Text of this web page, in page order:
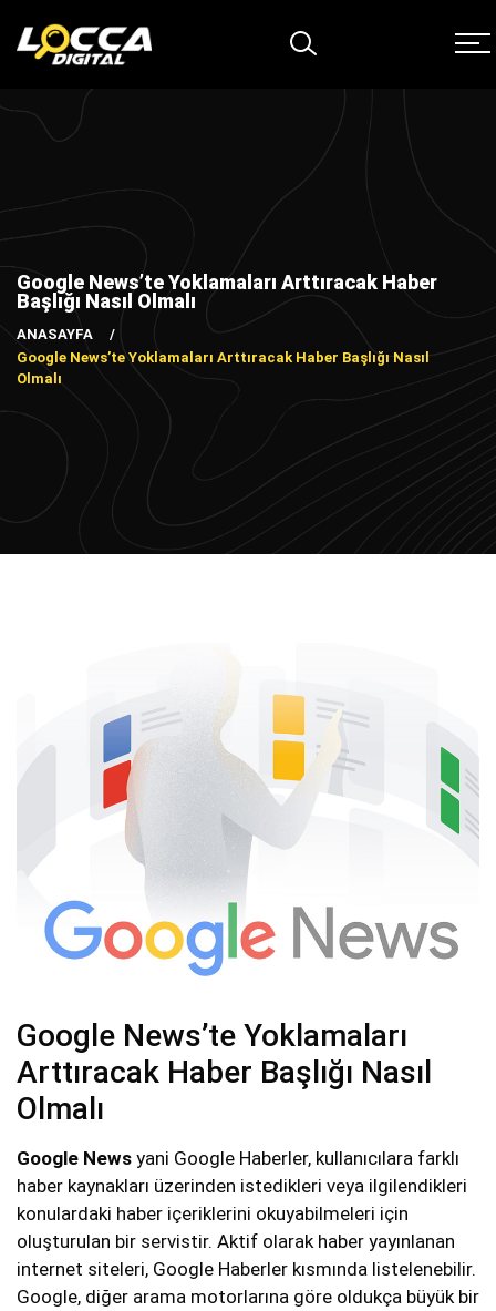
Google News’te Yoklamaları Arttıracak Haber
Başlığı Nasıl Olmalı
ANASAYFA
Google News’te Yoklamaları Arttıracak Haber Başlığı Nasıl
Olmalı
Google News’te Yoklamaları
Arttıracak Haber Başlığı Nasıl
Olmalı
Google News yani Google Haberler, kullanıcılara farklı
haber kaynakları üzerinden istedikleri veya ilgilendikleri
konulardaki haber içeriklerini okuyabilmeleri için
oluşturulan bir servistir. Aktif olarak haber yayınlanan
internet siteleri, Google Haberler kısmında listelenebilir.
Google, diğer arama motorlarına göre oldukça büyük bir